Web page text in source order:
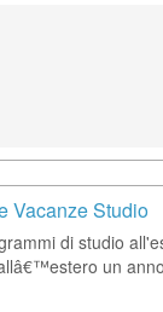
Vacanze Studio
di studio
un